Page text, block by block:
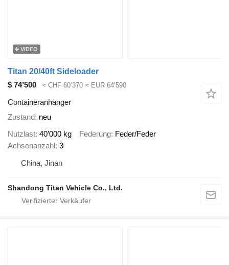
VIDEO
Titan 20/40ft Sideloader
$ 74’500
≈ CHF 60’370 ≈ EUR 64’590
Containeranhänger
Zustand neu
Nutzlast 40’000 kg Federung Feder/Feder
Achsenanzahl 3
China, Jinan
Shandong Titan Vehicle Co., Ltd.